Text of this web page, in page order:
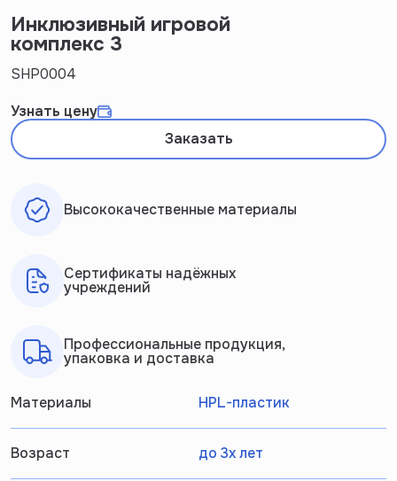
Инклюзивный игровой
комплекс 3
SHP0004
Узнать цену
Заказать
Высококачественные материалы
Сертификаты надёжных
учреждений
Профессиональные продукция,
упаковка и доставка
Материалы HPL-пластик
Возраст до 3х лет